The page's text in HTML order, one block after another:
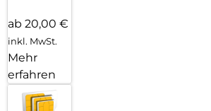
ab 20,00 €
inkl. MwSt.
Mehr
erfahren